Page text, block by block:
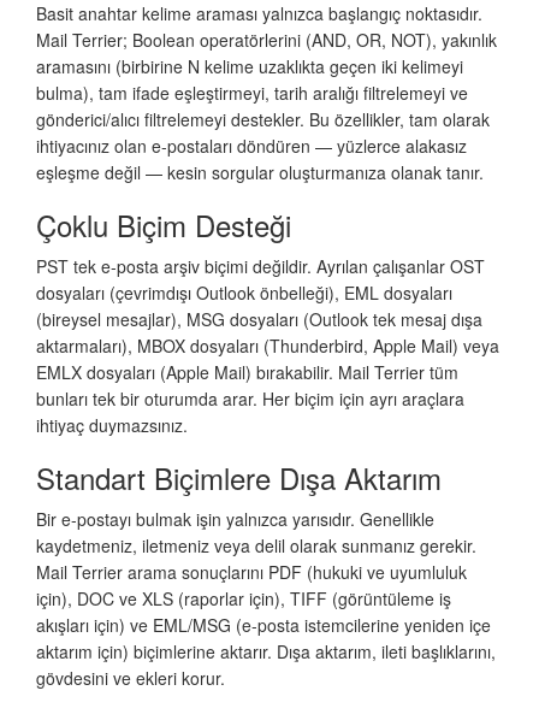
Basit anahtar kelime araması yalnızca başlangıç noktasıdır.
Mail Terrier; Boolean operatörlerini (AND, OR, NOT), yakınlık
aramasını (birbirine N kelime uzaklıkta geçen iki kelimeyi
bulma), tam ifade eşleştirmeyi, tarih aralığı filtrelemeyi ve
gönderici/alıcı filtrelemeyi destekler. Bu özellikler, tam olarak
ihtiyacınız olan e-postaları döndüren — yüzlerce alakasız
eşleşme değil — kesin sorgular oluşturmanıza olanak tanır.
Çoklu Biçim Desteği
PST tek e-posta arşiv biçimi değildir. Ayrılan çalışanlar OST
dosyaları (çevrimdışı Outlook önbelleği), EML dosyaları
(bireysel mesajlar), MSG dosyaları (Outlook tek mesaj dışa
aktarmaları), MBOX dosyaları (Thunderbird, Apple Mail) veya
EMLX dosyaları (Apple Mail) bırakabilir. Mail Terrier tüm
bunları tek bir oturumda arar. Her biçim için ayrı araçlara
ihtiyaç duymazsınız.
Standart Biçimlere Dışa Aktarım
Bir e-postayı bulmak işin yalnızca yarısıdır. Genellikle
kaydetmeniz, iletmeniz veya delil olarak sunmanız gerekir.
Mail Terrier arama sonuçlarını PDF (hukuki ve uyumluluk
için), DOC ve XLS (raporlar için), TIFF (görüntüleme iş
akışları için) ve EML/MSG (e-posta istemcilerine yeniden içe
aktarım için) biçimlerine aktarır. Dışa aktarım, ileti başlıklarını,
gövdesini ve ekleri korur.